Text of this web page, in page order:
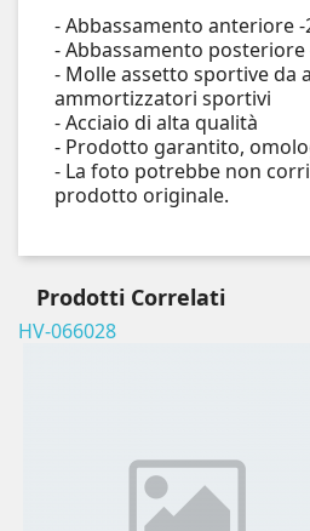
- Abbassamento anteriore
- Abbassamento posteriore
- Molle assetto sportive da
ammortizzatori sportivi
- Acciaio di alta qualità
- Prodotto garantito,
- La foto potrebbe non
prodotto originale.
Prodotti Correlati
HV-066028